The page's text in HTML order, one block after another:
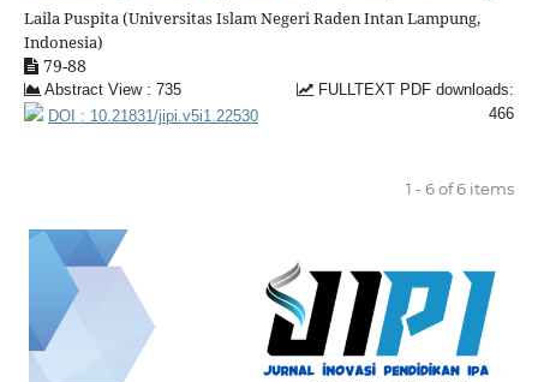
Laila Puspita (Universitas Islam Negeri Raden Intan Lampung,
Indonesia)
79-88
Abstract View : 735
FULLTEXT PDF downloads:
466
DOI : 10.21831/jipi.v5i1.22530
1 - 6 of 6 items